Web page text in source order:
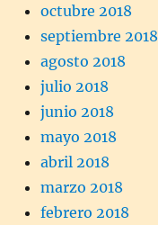
octubre 2018
septiembre 2018
agosto 2018
julio 2018
junio 2018
mayo 2018
abril 2018
marzo 2018
febrero 2018